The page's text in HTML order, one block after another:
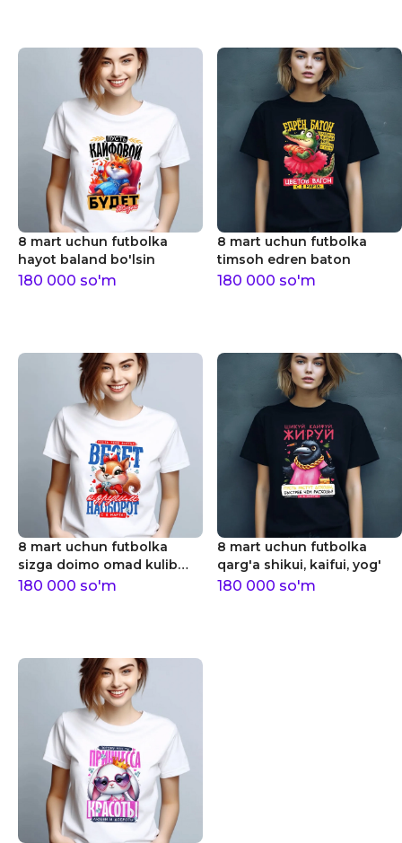
8 mart uchun futbolka
hayot baland bo'lsin
180 000 so'm
8 mart uchun futbolka
timsoh edren baton
180 000 so'm
8 mart uchun futbolka
sizga doimo omad kulib
boqsin
180 000 so'm
8 mart uchun futbolka
qarg'a shikui, kaifui, yog'
180 000 so'm